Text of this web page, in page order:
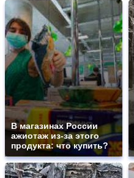
В магазинах России
ажиотаж из-за этого
продукта: что купить?